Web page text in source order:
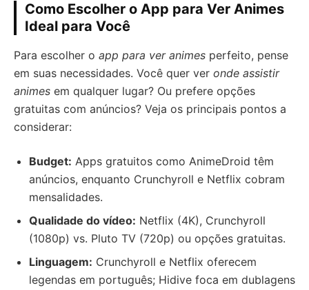
Como Escolher o App para Ver Animes
Ideal para Você
Para escolher o app para ver animes perfeito, pense
em suas necessidades. Você quer ver onde assistir
animes em qualquer lugar? Ou prefere opções
gratuitas com anúncios? Veja os principais pontos a
considerar:
Budget: Apps gratuitos como AnimeDroid têm
anúncios, enquanto Crunchyroll e Netflix cobram
mensalidades.
Qualidade do vídeo: Netflix (4K), Crunchyroll
(1080p) vs. Pluto TV (720p) ou opções gratuitas.
Linguagem: Crunchyroll e Netflix oferecem
legendas em português; Hidive foca em dublagens